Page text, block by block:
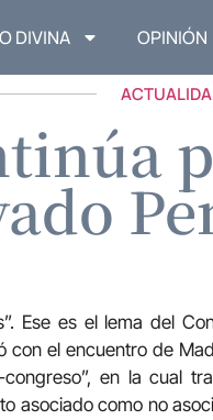
DIVINA OPINIÓN
Ese es el lema del
con el encuentro de
en la cual
asociado como no